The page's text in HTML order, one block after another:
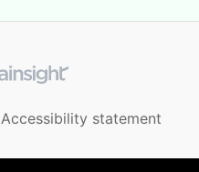
Accessibility statement